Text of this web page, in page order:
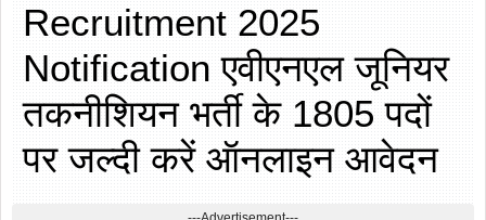
Recruitment 2025
Notification एवीएनएल जूनियर
तकनीशियन भर्ती के 1805 पदों
पर जल्दी करें ऑनलाइन आवेदन